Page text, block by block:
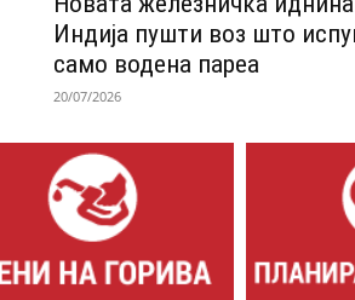
Индија пушти воз што
само водена пареа
20/07/2026